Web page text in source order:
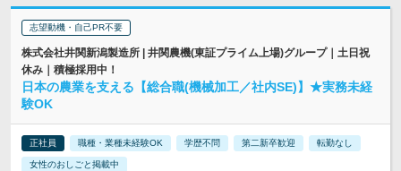
志望動機・自己PR不要
株式会社井関新潟製造所 | 井関農機(東証プライム上場)グループ｜土日祝
休み｜積極採用中！
日本の農業を支える【総合職(機械加工／社内SE)】★実務未経
験OK
正社員 職種・業種未経験OK 学歴不問 第二新卒歓迎 転勤なし
女性のおしごと掲載中